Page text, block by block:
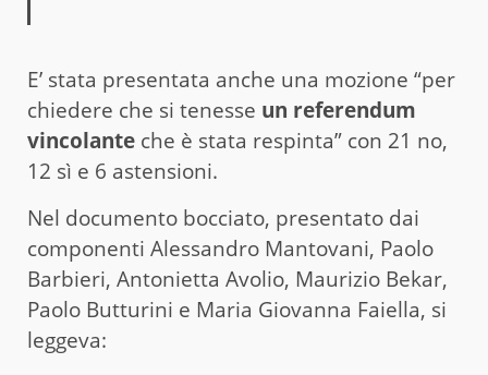
E’ stata presentata anche una mozione “per
chiedere che si tenesse un referendum
vincolante che è stata respinta” con 21 no,
12 sì e 6 astensioni.
Nel documento bocciato, presentato dai
componenti Alessandro Mantovani, Paolo
Barbieri, Antonietta Avolio, Maurizio Bekar,
Paolo Butturini e Maria Giovanna Faiella, si
leggeva: